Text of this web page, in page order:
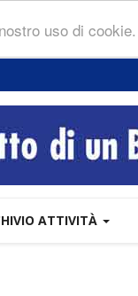
uso di cookie.
ATTIVITÀ